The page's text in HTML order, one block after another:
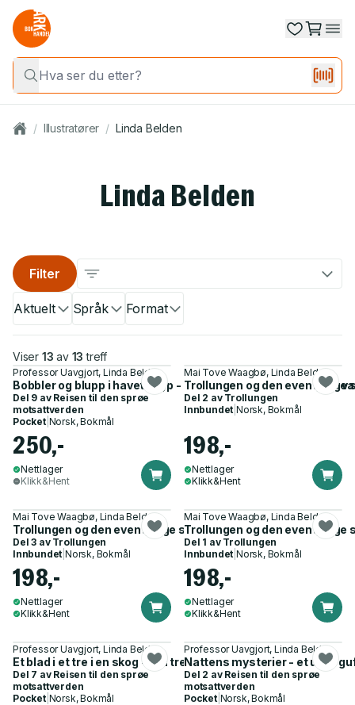
/ Illustratører / Linda Belden
Linda Belden
Aktuelt Språk Format
Filter
Viser 13 av 13 treff
Professor Uavgjort, Linda Belden
Bobbler og blupp i havets dyp - fri fantasi og masse fakta :
Del 9 av Reisen til den sprøe
motsattverden
Pocket| Norsk, Bokmål
250,-
Nettlager
Klikk&Hent
Mai Tove Waagbø, Linda Belden
Trollungen og den eventyrlige
Del 2 av Trollungen
Innbundet |Norsk, Bokmål
198,-
Nettlager
Klikk&Hent
Mai Tove Waagbø, Linda Belden
Trollungen og den eventyrlige skogen - Bok 3
Del 3 av Trollungen
Innbundet |Norsk, Bokmål
198,-
Nettlager
Klikk&Hent
Mai Tove Waagbø, Linda Belden
Trollungen og den eventyrlige
Del 1 av Trollungen
Innbundet |Norsk, Bokmål
198,-
Nettlager
Klikk&Hent
Professor Uavgjort, Linda Belden
Et blad i et tre i en skog - i en treklynge på savannen i Afrika
Del 7 av Reisen til den sprøe
motsattverden
Pocket| Norsk, Bokmål
Professor Uavgjort, Linda Belden
Nattens mysterier - et uhu i
Del 2 av Reisen til den sprøe
motsattverden
Pocket| Norsk, Bokmål